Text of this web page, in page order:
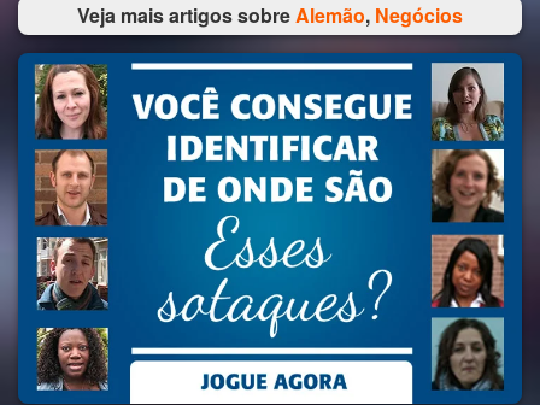
Veja mais artigos sobreAlemão, Negócios